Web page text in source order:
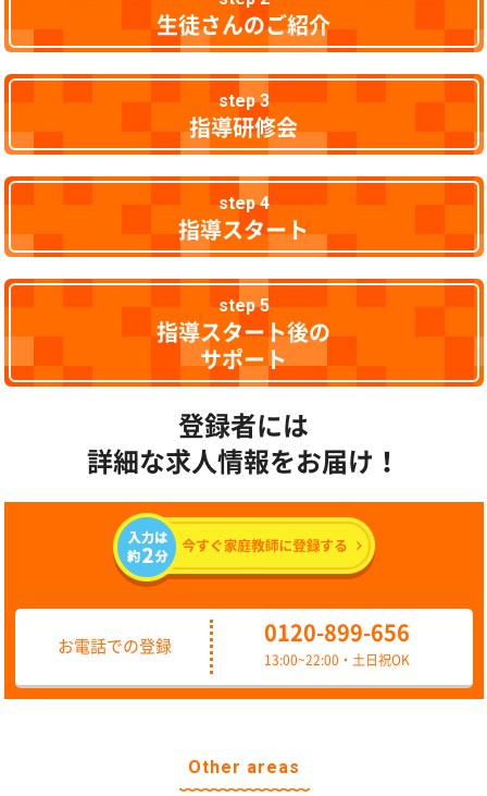
生徒さんのご紹介
step 3
指導研修会
step 4
指導スタート
step 5
指導スタート後の
サポート
登録者には
詳細な求人情報をお届け！
お電話での登録
0120-899-656
13:00~22:00・土日祝OK
Other areas